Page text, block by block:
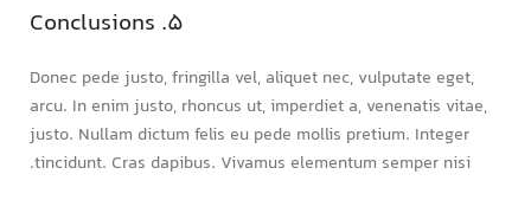
5. Conclusions
Donec pede justo, fringilla vel, aliquet nec, vulputate eget,
arcu. In enim justo, rhoncus ut, imperdiet a, venenatis vitae,
justo. Nullam dictum felis eu pede mollis pretium. Integer
tincidunt. Cras dapibus. Vivamus elementum semper nisi.